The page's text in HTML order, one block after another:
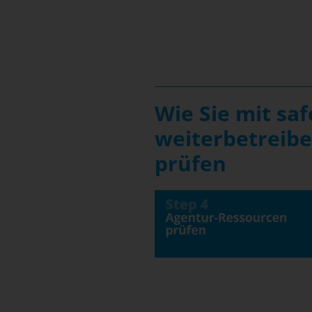
Wie Sie mit
prüfen
Wie
Sie
mit
safefive